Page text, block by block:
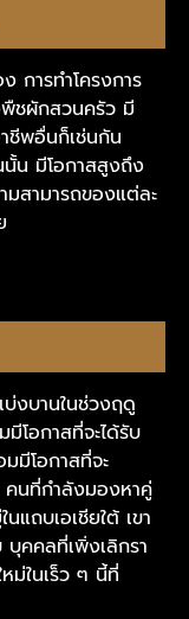
การทำโครงการ
ชผักสวนครัว มี
าชีพอื่นก็เช่นกัน
นั้น มีโอกาสสูงถึง
สามารถของแต่ละ
บ่งบานในช่วงฤดู
โอกาสที่จะได้รับ
มีโอกาสที่จะ
นที่กำลังมองหาคู่
แถบเอเชียใต้ เขา
บุคคลที่เพิ่งเลิกรา
ม่ในเร็ว ๆ นี้ที่